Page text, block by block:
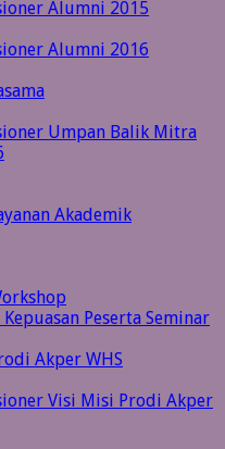
Alumni 2015
Alumni 2016
Umpan Balik Mitra
Akademik
Peserta Seminar
Akper WHS
Visi Misi Prodi Akper